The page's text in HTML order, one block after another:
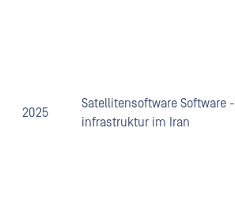
2025
Satellitensoftware Software -
infrastruktur im Iran